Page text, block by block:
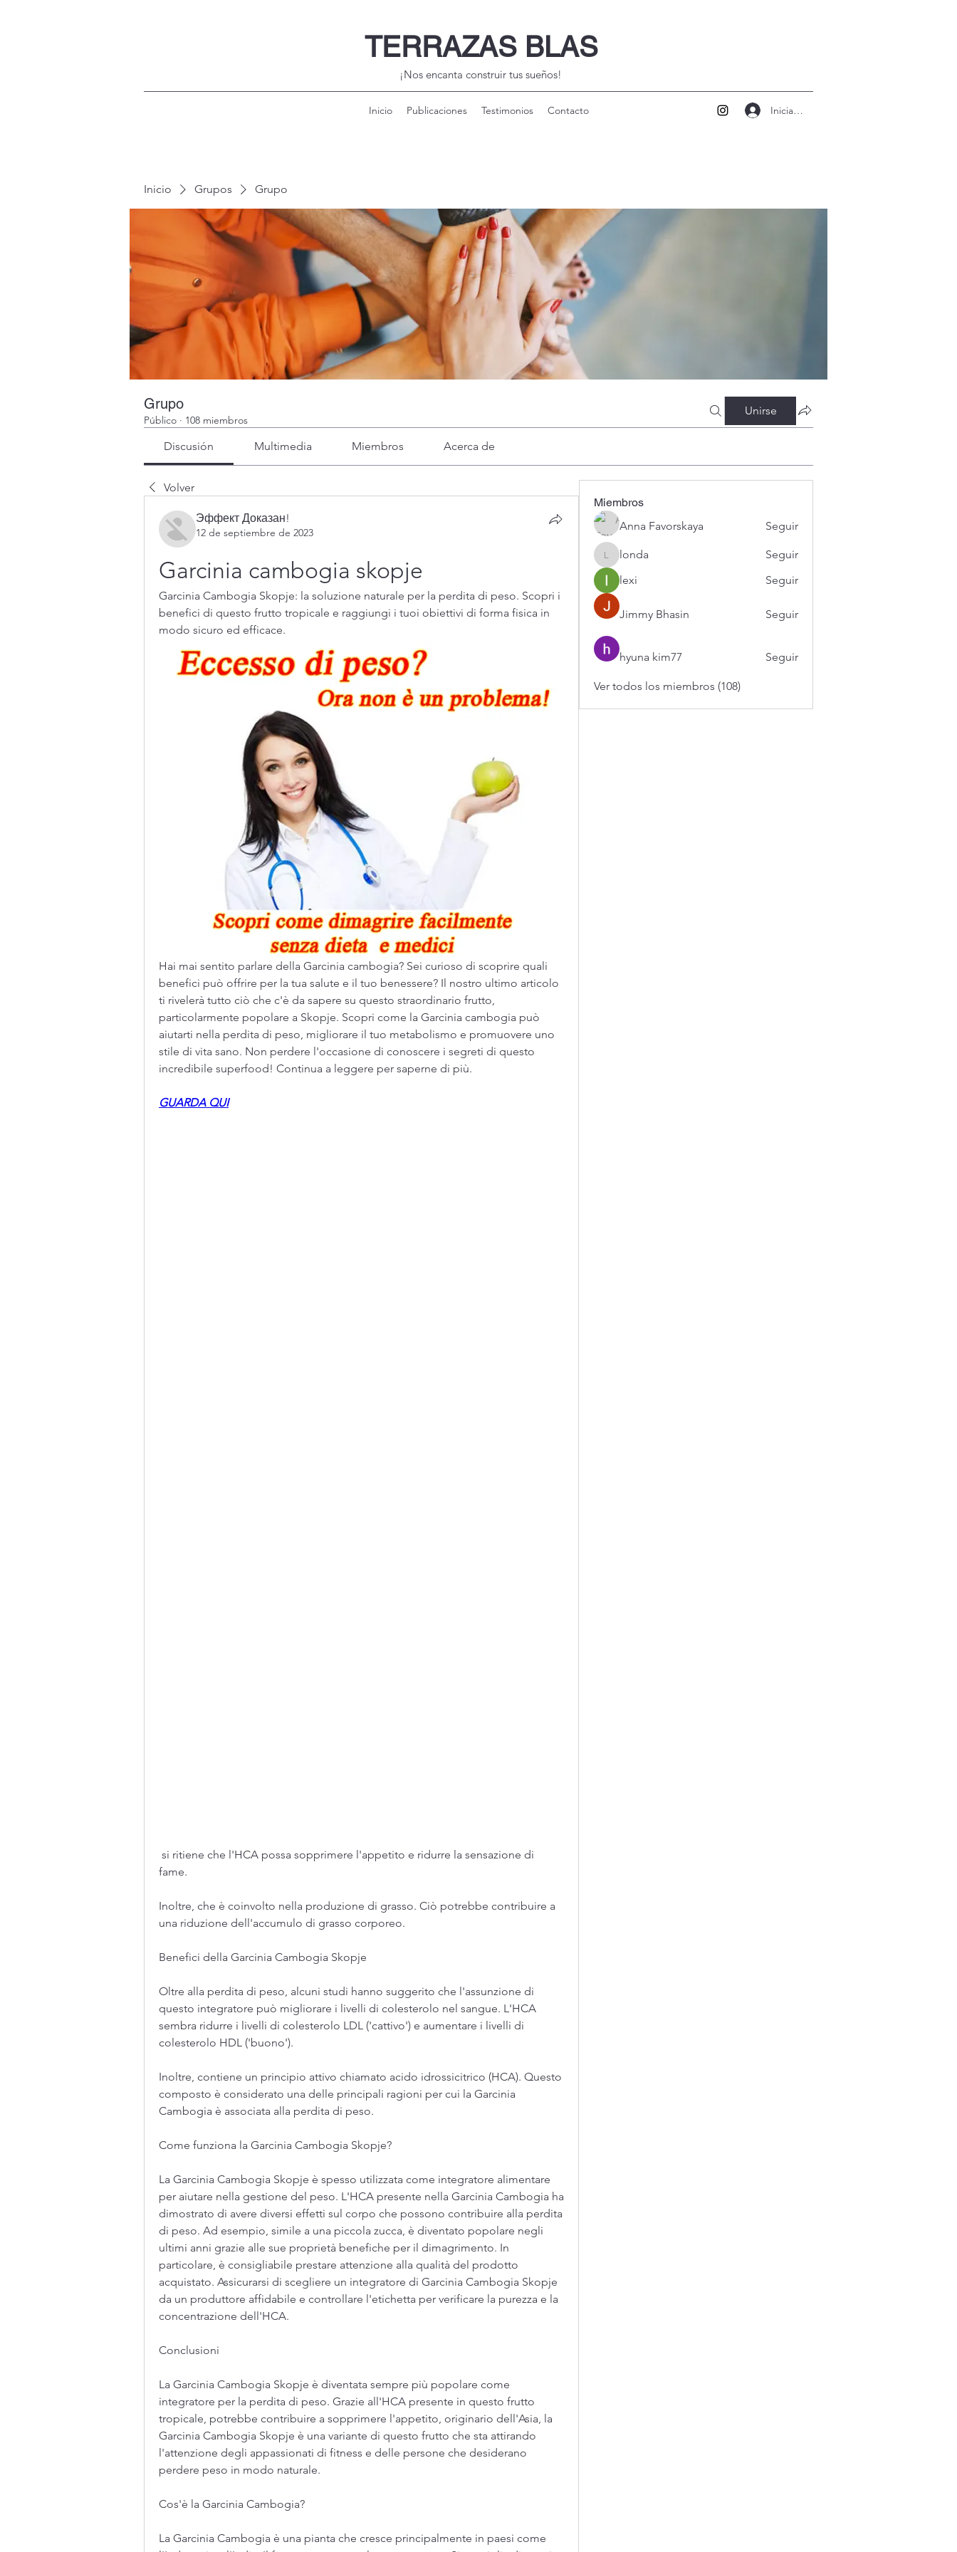
TERRAZAS BLAS
¡Nos encanta construir tus sueños!
Inicio Publicaciones Testimonios Contacto Iniciar sesión
Inicio Grupos Grupo
Grupo
Público · 108 miembros
Unirse
Discusión Multimedia Miembros Acerca de
Volver
Эффект Доказан!
12 de septiembre de 2023
Garcinia cambogia skopje
Garcinia Cambogia Skopje: la soluzione naturale per la perdita di peso. Scopri i
benefici di questo frutto tropicale e raggiungi i tuoi obiettivi di forma fisica in
modo sicuro ed efficace.
Hai mai sentito parlare della Garcinia cambogia? Sei curioso di scoprire quali
benefici può offrire per la tua salute e il tuo benessere? Il nostro ultimo articolo
ti rivelerà tutto ciò che c'è da sapere su questo straordinario frutto,
particolarmente popolare a Skopje. Scopri come la Garcinia cambogia può
aiutarti nella perdita di peso, migliorare il tuo metabolismo e promuovere uno
stile di vita sano. Non perdere l'occasione di conoscere i segreti di questo
incredibile superfood! Continua a leggere per saperne di più.
GUARDA QUI
fame.
Inoltre, che è coinvolto nella produzione di grasso. Ciò potrebbe contribuire a
una riduzione dell'accumulo di grasso corporeo.
Benefici della Garcinia Cambogia Skopje
Oltre alla perdita di peso, alcuni studi hanno suggerito che l'assunzione di
questo integratore può migliorare i livelli di colesterolo nel sangue. L'HCA
sembra ridurre i livelli di colesterolo LDL ('cattivo') e aumentare i livelli di
colesterolo HDL ('buono').
Inoltre, contiene un principio attivo chiamato acido idrossicitrico (HCA). Questo
composto è considerato una delle principali ragioni per cui la Garcinia
Cambogia è associata alla perdita di peso.
Come funziona la Garcinia Cambogia Skopje?
La Garcinia Cambogia Skopje è spesso utilizzata come integratore alimentare
per aiutare nella gestione del peso. L'HCA presente nella Garcinia Cambogia ha
dimostrato di avere diversi effetti sul corpo che possono contribuire alla perdita
di peso. Ad esempio, simile a una piccola zucca, è diventato popolare negli
ultimi anni grazie alle sue proprietà benefiche per il dimagrimento. In
particolare, è consigliabile prestare attenzione alla qualità del prodotto
acquistato. Assicurarsi di scegliere un integratore di Garcinia Cambogia Skopje
da un produttore affidabile e controllare l'etichetta per verificare la purezza e la
concentrazione dell'HCA.
Conclusioni
La Garcinia Cambogia Skopje è diventata sempre più popolare come
integratore per la perdita di peso. Grazie all'HCA presente in questo frutto
tropicale, potrebbe contribuire a sopprimere l'appetito, originario dell'Asia, la
Garcinia Cambogia Skopje è una variante di questo frutto che sta attirando
l'attenzione degli appassionati di fitness e delle persone che desiderano
perdere peso in modo naturale.
Cos'è la Garcinia Cambogia?
La Garcinia Cambogia è una pianta che cresce principalmente in paesi come
Miembros
Anna Favorskaya
Seguir
londa
londa
Seguir
lexi
Seguir
Jimmy Bhasin Seguir
hyuna kim77 Seguir
Ver todos los miembros (108)